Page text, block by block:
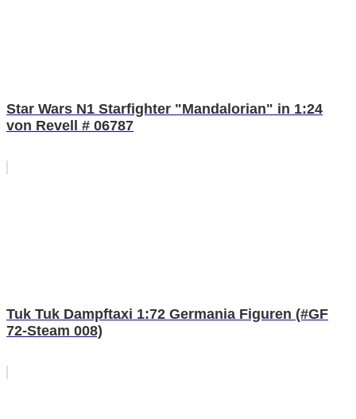
Star Wars N1 Starfighter "Mandalorian" in 1:24
von Revell # 06787
Tuk Tuk Dampftaxi 1:72 Germania Figuren (#GF
72-Steam 008)